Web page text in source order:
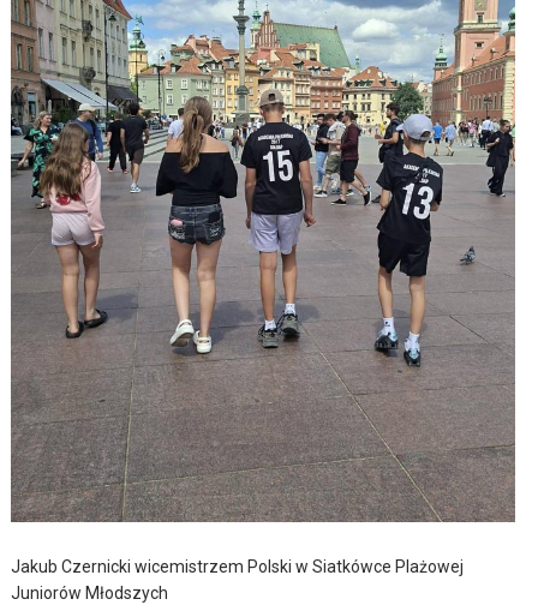
Jakub Czernicki wicemistrzem Polski w Siatkówce Plażowej
Juniorów Młodszych